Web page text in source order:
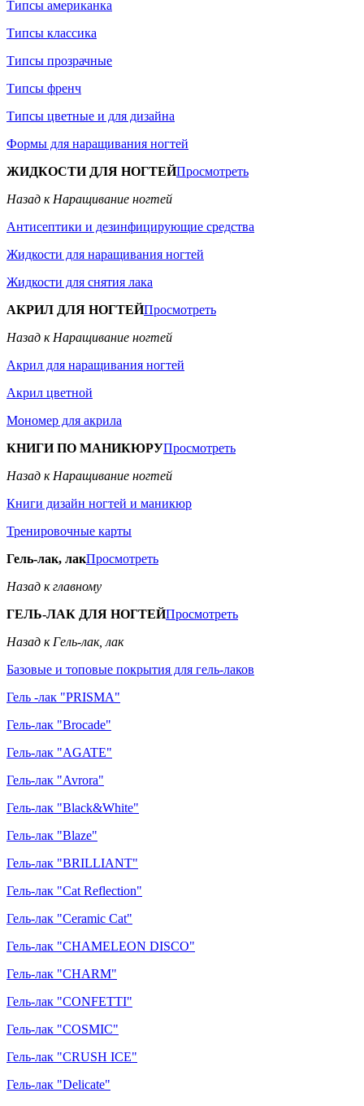
Типсы американка
Типсы классика
Типсы прозрачные
Типсы френч
Типсы цветные и для дизайна
Формы для наращивания ногтей
ЖИДКОСТИ ДЛЯ НОГТЕЙПросмотреть
Назад к Наращивание ногтей
Антисептики и дезинфицирующие средства
Жидкости для наращивания ногтей
Жидкости для снятия лака
АКРИЛ ДЛЯ НОГТЕЙПросмотреть
Назад к Наращивание ногтей
Акрил для наращивания ногтей
Акрил цветной
Мономер для акрила
КНИГИ ПО МАНИКЮРУПросмотреть
Назад к Наращивание ногтей
Книги дизайн ногтей и маникюр
Тренировочные карты
Гель-лак, лакПросмотреть
Назад к главному
ГЕЛЬ-ЛАК ДЛЯ НОГТЕЙПросмотреть
Назад к Гель-лак, лак
Базовые и топовые покрытия для гель-лаков
Гель -лак "PRISMA"
Гель-лак "Brocade"
Гель-лак "AGATE"
Гель-лак "Avrora"
Гель-лак "Black&White"
Гель-лак "Blaze"
Гель-лак "BRILLIANT"
Гель-лак "Cat Reflection"
Гель-лак "Ceramic Cat"
Гель-лак "CHAMELEON DISCO"
Гель-лак "CHARM"
Гель-лак "CONFETTI"
Гель-лак "COSMIC"
Гель-лак "CRUSH ICE"
Гель-лак "Delicate"